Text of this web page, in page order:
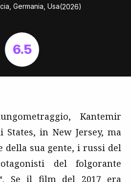
Germania, Usa(2026)
6.5
Kantemir
States, in New Jersey, ma
della sua gente, i russi del
del folgorante
Se il film del 2017 era